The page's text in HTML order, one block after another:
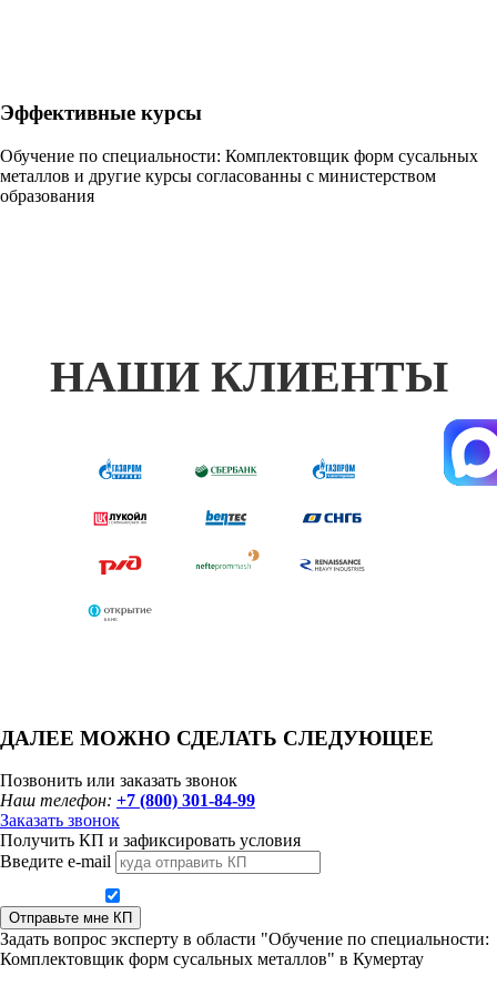
Эффективные курсы
Обучение по специальности: Комплектовщик форм сусальных
металлов и другие курсы согласованны с министерством
образования
НАШИ КЛИЕНТЫ
ДАЛЕЕ МОЖНО СДЕЛАТЬ СЛЕДУЮЩЕЕ
Позвонить или заказать звонок
Наш телефон: +7 (800) 301-84-99
Заказать звонок
Получить КП и зафиксировать условия
Введите e-mail
Отправьте мне КП
Задать вопрос эксперту в области "Обучение по специальности:
Комплектовщик форм сусальных металлов" в Кумертау